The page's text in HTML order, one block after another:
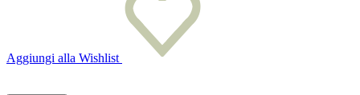
Aggiungi alla Wishlist